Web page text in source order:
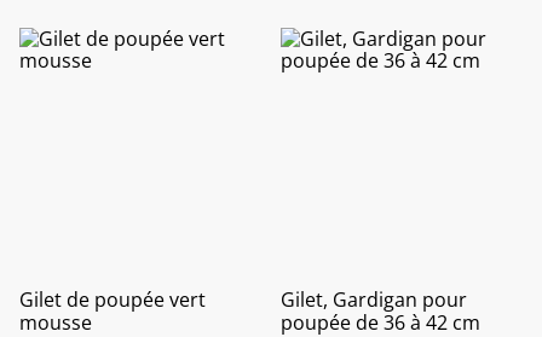
Gilet de poupée vert
mousse
Gilet, Gardigan pour
poupée de 36 à 42 cm